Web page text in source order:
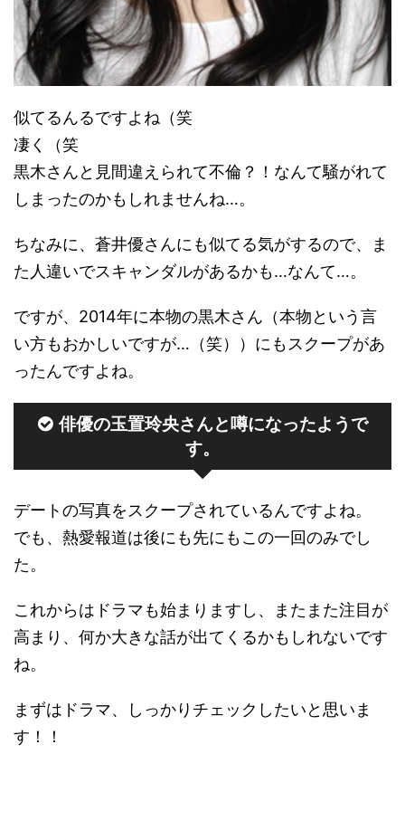
似てるんるですよね（笑
凄く（笑
黒木さんと見間違えられて不倫？！なんて騒がれて
しまったのかもしれませんね…。
ちなみに、蒼井優さんにも似てる気がするので、ま
た人違いでスキャンダルがあるかも…なんて…。
ですが、2014年に本物の黒木さん（本物という言
い方もおかしいですが…（笑））にもスクープがあ
ったんですよね。
俳優の玉置玲央さんと噂になったようで
す。
デートの写真をスクープされているんですよね。
でも、熱愛報道は後にも先にもこの一回のみでし
た。
これからはドラマも始まりますし、またまた注目が
高まり、何か大きな話が出てくるかもしれないです
ね。
まずはドラマ、しっかりチェックしたいと思いま
す！！